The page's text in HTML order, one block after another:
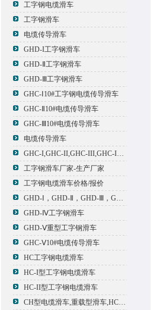
工字钢电缆滑车
工字钢滑车
电缆传导滑车
GHD-I工字钢滑车
GHD-Ⅱ工字钢滑车
GHD-Ⅲ工字钢滑车
GHC-Ⅰ10#工字钢电缆传导滑车
GHC-Ⅱ10#电缆传导滑车
GHC-Ⅲ10#电缆传导滑车
电缆传导滑车
GHC-I,GHC-II,GHC-III,GHC-IV,GHC-V电缆滑车
工字钢滑车厂家-生产厂家
工字钢电缆滑车价格/报价
GHD-Ⅰ，GHD-Ⅱ，GHD-Ⅲ，GHD-Ⅳ，GHD-Ⅴ工字钢滑车
GHD-Ⅳ工字钢滑车
GHD-Ⅴ重型工字钢滑车
GHC-Ⅴ10#电缆传导滑车
HC工字钢电缆滑车
HC-I型工字钢电缆滑车
HC-II型工字钢电缆滑车
CH型电缆滑车,重载型滑车,HC型滑车